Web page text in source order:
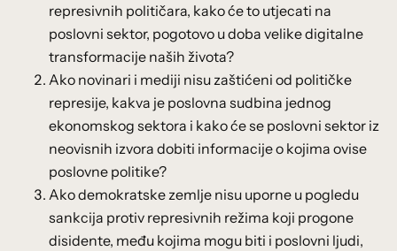
represivnih političara, kako će to utjecati na
poslovni sektor, pogotovo u doba velike digitalne
transformacije naših života?
Ako novinari i mediji nisu zaštićeni od političke
represije, kakva je poslovna sudbina jednog
ekonomskog sektora i kako će se poslovni sektor iz
neovisnih izvora dobiti informacije o kojima ovise
poslovne politike?
Ako demokratske zemlje nisu uporne u pogledu
sankcija protiv represivnih režima koji progone
disidente, među kojima mogu biti i poslovni ljudi,